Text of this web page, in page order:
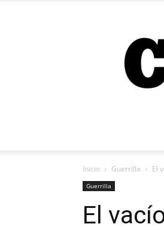
Inicio Guerrilla El
Guerrilla
El